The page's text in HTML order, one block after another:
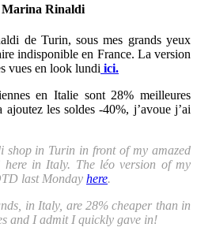
Marina Rinaldi
de Turin, sous mes grands yeux
indisponible en France. La version
vues en look lundi ici.
en Italie sont 28% meilleures
ajoutez les soldes -40%, j’avoue j’ai
shop in Turin in front of my amazed
in Italy. The léo version of my
last Monday here.
in Italy, are 28% cheaper than in
and I admit I quickly gave in!